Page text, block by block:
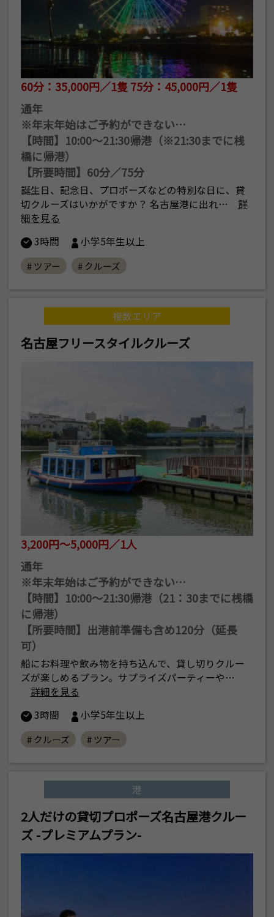
60分：35,000円／1隻 75分：45,000円／1隻
通年
※年末年始はご予約ができない…
【時間】10:00～21:30帰港（※21:30までに桟
橋に帰港）
【所要時間】60分／75分
誕生日、記念日、プロポーズなどの特別な日に、貸
切クルーズはいかがですか？ 名古屋港に出れ…
詳
細を見る
3時間
小学5年生以上
# ツアー # クルーズ
複数エリア
名古屋フリースタイルクルーズ
3,200円～5,000円／1人
通年
※年末年始はご予約ができない…
【時間】10:00〜21:30帰港（21：30までに桟橋
に帰港）
【所要時間】出港前準備も含め120分（延長
可）
船にお料理や飲み物を持ち込んで、貸し切りクルー
ズが楽しめるプラン。サプライズパーティーや…
詳細を見る
3時間
小学5年生以上
# クルーズ # ツアー
港
2人だけの貸切プロポーズ名古屋港クルー
ズ -プレミアムプラン-